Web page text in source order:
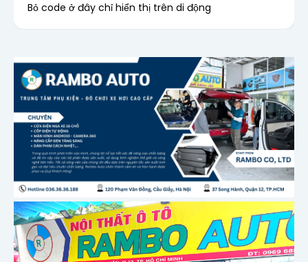
Bỏ code ở đây chỉ hiển thị trên di động